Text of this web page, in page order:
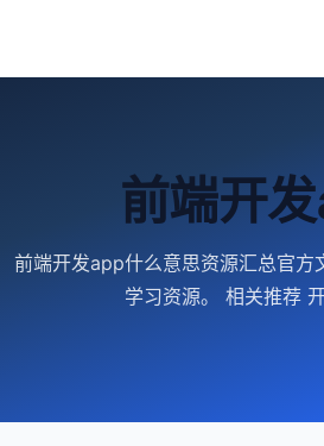
前端开
前端开发app什么意思资源汇总官方
学习资源。 相关推荐